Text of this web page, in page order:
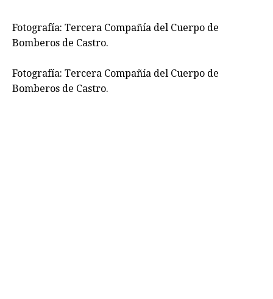
Fotografía: Tercera Compañía del Cuerpo de
Bomberos de Castro.
Fotografía: Tercera Compañía del Cuerpo de
Bomberos de Castro.